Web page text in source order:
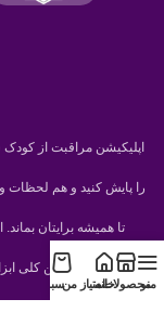
اپلیکیشن مراقبت از
را پایش کنید و هم لحظات
تا همیشه برایتان
می‌سازد. غیر از این کلی
منو
محصولات
خانهامتیاز منسبد